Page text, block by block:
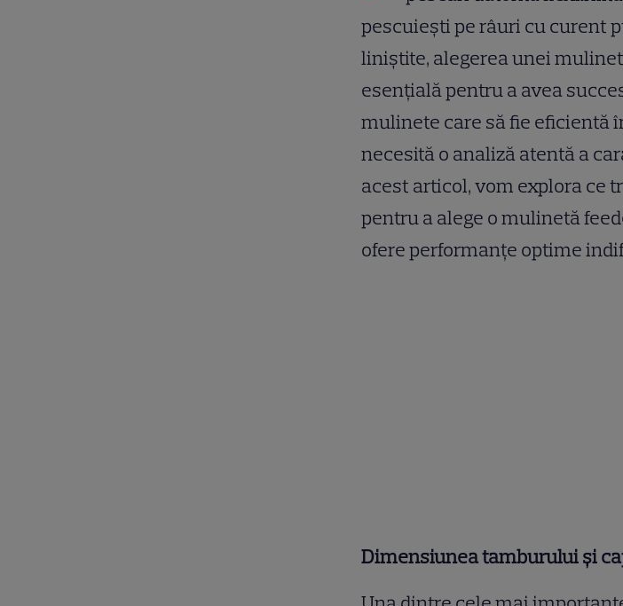
pescuiești pe râuri cu curent
liniștite, alegerea unei
esențială pentru a avea
mulinete care să fie eficientă
necesită o analiză atentă a
acest articol, vom explora ce
pentru a alege o mulinetă
ofere performanțe optime
Dimensiunea tamburului și